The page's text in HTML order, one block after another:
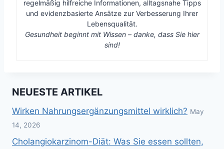
regelmäßig hilfreiche Informationen, alltagsnahe Tipps
und evidenzbasierte Ansätze zur Verbesserung Ihrer
Lebensqualität.
Gesundheit beginnt mit Wissen – danke, dass Sie hier
sind!
NEUESTE ARTIKEL
Wirken Nahrungsergänzungsmittel wirklich? May
14, 2026
Cholangiokarzinom-Diät: Was Sie essen sollten,